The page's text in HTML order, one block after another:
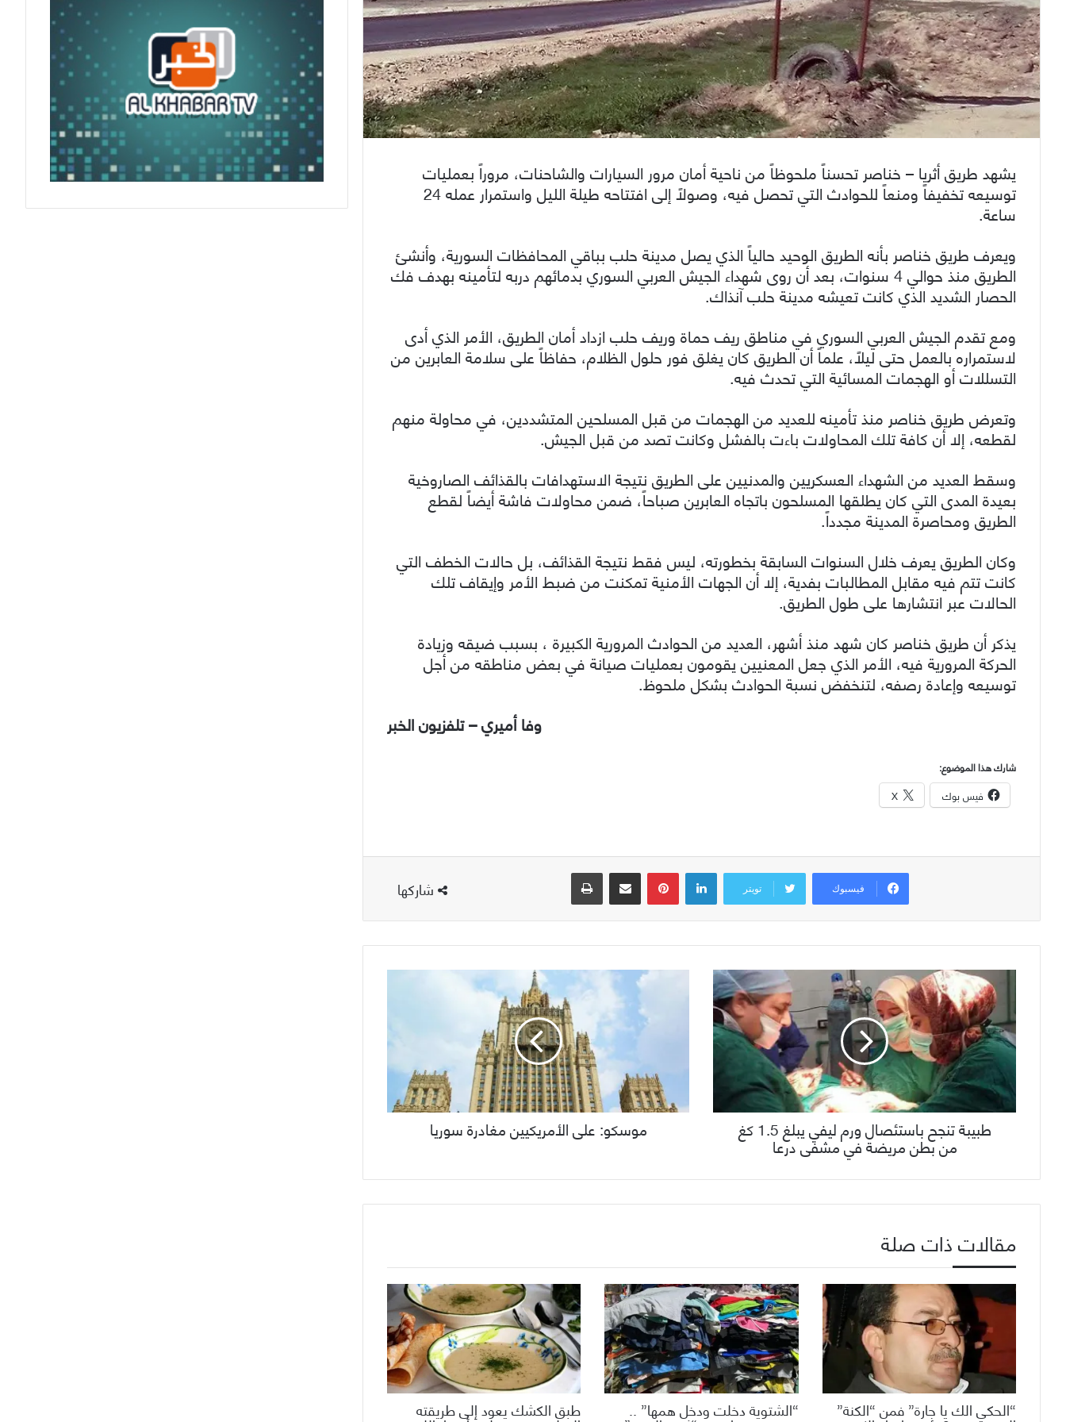
يشهد طريق أثريا – خناصر تحسناً ملحوظاً من ناحية أمان مرور السيارات والشاحنات، مروراً بعمليات
توسيعه تخفيفاً ومنعاً للحوادث التي تحصل فيه، وصولاً إلى افتتاحه طيلة الليل واستمرار عمله 24
ساعة.
ويعرف طريق خناصر بأنه الطريق الوحيد حالياً الذي يصل مدينة حلب بباقي المحافظات السورية، وأنشئ
الطريق منذ حوالي 4 سنوات، بعد أن روى شهداء الجيش العربي السوري بدمائهم دربه لتأمينه بهدف فك
الحصار الشديد الذي كانت تعيشه مدينة حلب آنذاك.
ومع تقدم الجيش العربي السوري في مناطق ريف حماة وريف حلب ازداد أمان الطريق، الأمر الذي أدى
لاستمراره بالعمل حتى ليلاً، علماً أن الطريق كان يغلق فور حلول الظلام، حفاظاً على سلامة العابرين من
التسللات أو الهجمات المسائية التي تحدث فيه.
وتعرض طريق خناصر منذ تأمينه للعديد من الهجمات من قبل المسلحين المتشددين، في محاولة منهم
لقطعه، إلا أن كافة تلك المحاولات باءت بالفشل وكانت تصد من قبل الجيش.
وسقط العديد من الشهداء العسكريين والمدنيين على الطريق نتيجة الاستهدافات بالقذائف الصاروخية
بعيدة المدى التي كان يطلقها المسلحون باتجاه العابرين صباحاً، ضمن محاولات فاشة أيضاً لقطع
الطريق ومحاصرة المدينة مجدداً.
وكان الطريق يعرف خلال السنوات السابقة بخطورته، ليس فقط نتيجة القذائف، بل حالات الخطف التي
كانت تتم فيه مقابل المطالبات بفدية، إلا أن الجهات الأمنية تمكنت من ضبط الأمر وإيقاف تلك
الحالات عبر انتشارها على طول الطريق.
يذكر أن طريق خناصر كان شهد منذ أشهر، العديد من الحوادث المرورية الكبيرة ، بسبب ضيقه وزيادة
الحركة المرورية فيه، الأمر الذي جعل المعنيين يقومون بعمليات صيانة في بعض مناطقه من أجل
توسيعه وإعادة رصفه، لتنخفض نسبة الحوادث بشكل ملحوظ.
وفا أميري – تلفزيون الخبر
شارك هذا الموضوع:
فيس بوك X
شاركها فيسبوك تويتر
لينكدإن بينتيريست مشاركة عبر البريد طباعة
طبيبة تنجح باستئصال ورم ليفي يبلغ 1.5 كغ
من بطن مريضة في مشفى درعا
موسكو: على الأمريكيين مغادرة سوريا
مقالات ذات صلة
“الحكي الك يا جارة” فمن “الكنة” “الشتوية دخلت ودخل همها” .. طبق الكشك يعود إلى طريقته